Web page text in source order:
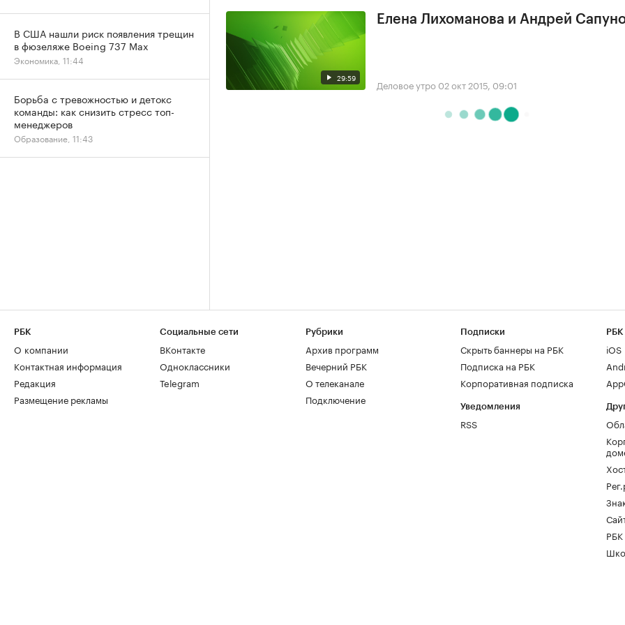
29:59
Елена Лихоманова и Андрей
Деловое утро 02 окт 2015, 09:01
В США нашли риск появления трещин
в фюзеляже Boeing 737 Max
Экономика, 11:44
Борьба с тревожностью и детокс
команды: как снизить стресс топ-
менеджеров
Образование, 11:43
РБК
О компании
Контактная информация
Редакция
Размещение рекламы
Социальные сети
ВКонтакте
Одноклассники
Telegram
Рубрики
Архив программ
Вечерний РБК
О телеканале
Подключение
Подписки
Скрыть баннеры на РБК
Подписка на РБК
Корпоративная подписка
Уведомления
RSS
РБК
iOS